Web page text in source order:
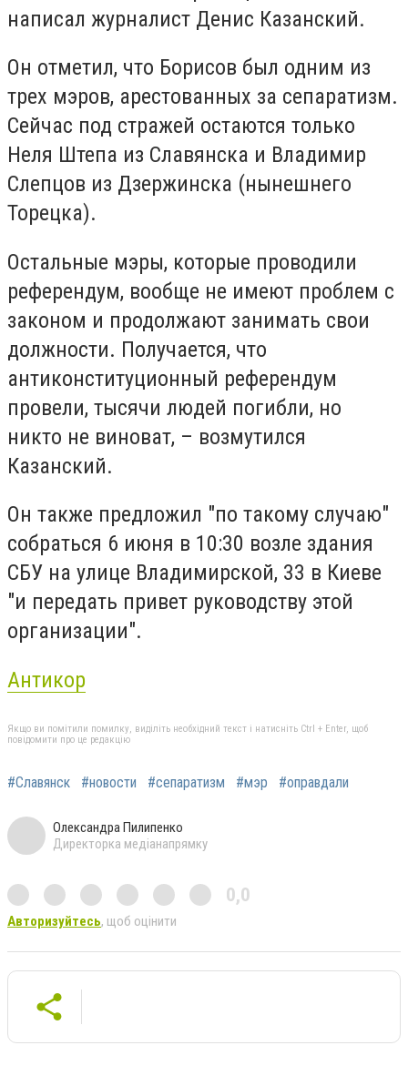
написал журналист Денис Казанский.
Он отметил, что Борисов был одним из
трех мэров, арестованных за сепаратизм.
Сейчас под стражей остаются только
Неля Штепа из Славянска и Владимир
Слепцов из Дзержинска (нынешнего
Торецка).
Остальные мэры, которые проводили
референдум, вообще не имеют проблем с
законом и продолжают занимать свои
должности. Получается, что
антиконституционный референдум
провели, тысячи людей погибли, но
никто не виноват, – возмутился
Казанский.
Он также предложил "по такому случаю"
собраться 6 июня в 10:30 возле здания
СБУ на улице Владимирской, 33 в Киеве
"и передать привет руководству этой
организации".
Антикор
Якщо ви помітили помилку, виділіть необхідний текст і натисніть Ctrl + Enter, щоб
повідомити про це редакцію
#Славянск #новости #сепаратизм #мэр #оправдали
Олександра Пилипенко
Директорка медіанапрямку
0,0
Авторизуйтесь, щоб оцінити